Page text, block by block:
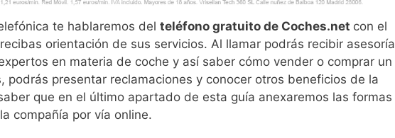
te hablaremos del teléfono gratuito de Coches.net con el
orientación de sus servicios. Al llamar podrás recibir asesoría
en materia de coche y así saber cómo vender o comprar un
podrás presentar reclamaciones y conocer otros beneficios de la
que en el último apartado de esta guía anexaremos las formas
compañía por vía online.